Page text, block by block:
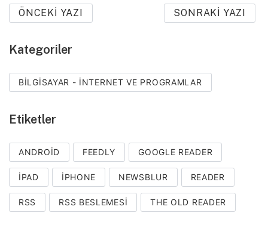
ÖNCEKI YAZI SONRAKI YAZI
Kategoriler
BILGISAYAR - İNTERNET VE PROGRAMLAR
Etiketler
ANDROID FEEDLY GOOGLE READER
IPAD IPHONE NEWSBLUR READER
RSS RSS BESLEMESI THE OLD READER